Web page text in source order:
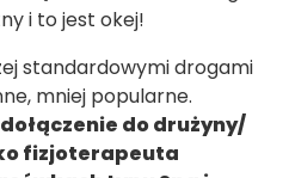
i to jest okej!
standardowymi drogami
mniej popularne.
dołączenie do drużyny/
fizjoterapeuta